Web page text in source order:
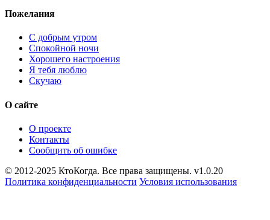
Пожелания
С добрым утром
Спокойной ночи
Хорошего настроения
Я тебя люблю
Скучаю
О сайте
О проекте
Контакты
Сообщить об ошибке
© 2012-2025 КтоКогда. Все права защищены. v1.0.20
Политика конфиденциальности Условия использования